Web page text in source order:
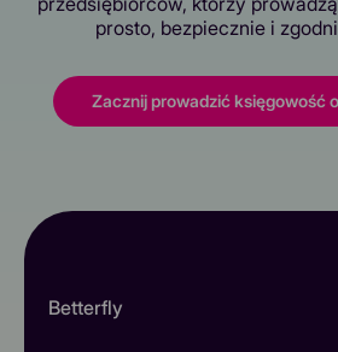
prosto, bezpiecznie i
Zacznij prowadzić księgowość
Betterfly